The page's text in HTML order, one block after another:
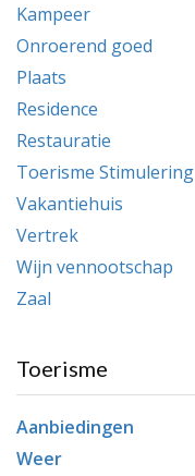
Kampeer
Onroerend goed
Plaats
Residence
Restauratie
Toerisme Stimulering
Vakantiehuis
Vertrek
Wijn vennootschap
Zaal
Toerisme
Aanbiedingen
Weer